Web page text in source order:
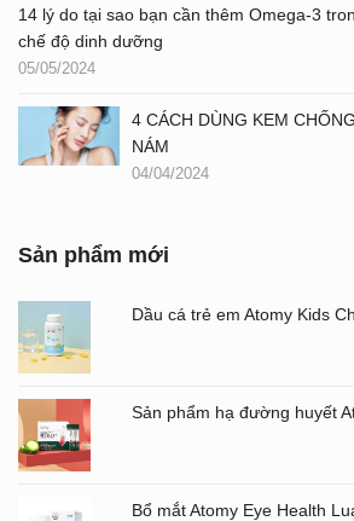
14 lý do tại sao bạn cần thêm Omega-3
chế độ dinh dưỡng
05/05/2024
4 CÁCH DÙNG KEM
NÁM
04/04/2024
Sản phẩm mới
Dầu cá trẻ em Atomy Kids
Bổ mắt Atomy Eye Health